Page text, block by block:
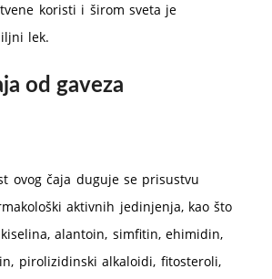
koristi i širom sveta je
lek.
od gaveza
ovog čaja duguje se prisustvu
aktivnih jedinjenja, kao što
alantoin, simfitin, ehimidin,
pirolizidinski alkaloidi, fitosteroli,